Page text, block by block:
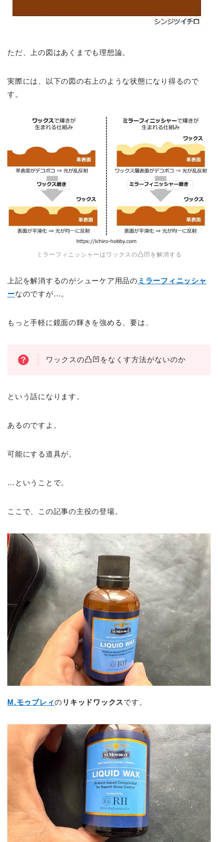
ただ、上の図はあくまでも理想論。
実際には、以下の図の右上のような状態になり得るので
す。
ミラーフィニッシャーはワックスの凸凹を解消する
上記を解消するのがシューケア用品の ミラーフィニッシャ
ーなのですが…。
もっと手軽に鏡面の輝きを強める、要は、
ワックスの凸凹をなくす方法がないのか
という話になります。
あるのですよ。
可能にする道具が。
…ということで。
ここで、この記事の主役の登場。
M.モゥブレィの リキッドワックスです。